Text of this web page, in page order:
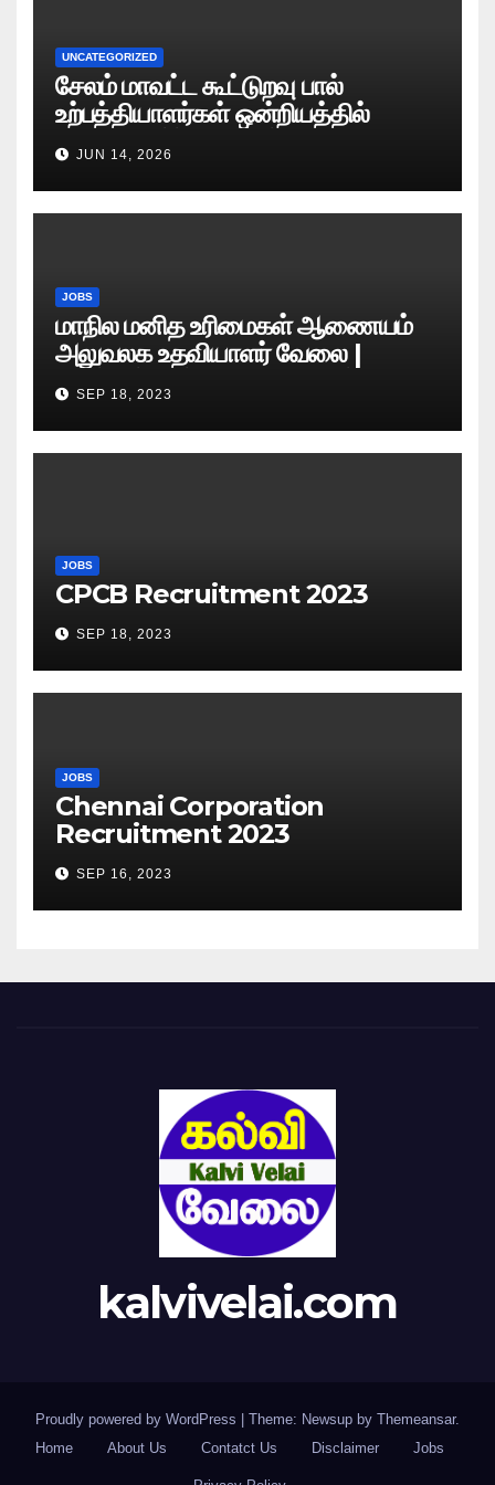
UNCATEGORIZED
சேலம் மாவட்ட கூட்டுறவு பால்
உற்பத்தியாளர்கள் ஒன்றியத்தில்
வேலைவாய்ப்பு அறிவிப்பு 2026
JUN 14, 2026
JOBS
மாநில மனித உரிமைகள் ஆணையம்
அலுவலக உதவியாளர் வேலை |
எழுத்துத் தேர்வு தேதி அறிவிப்பு..?
SEP 18, 2023
JOBS
CPCB Recruitment 2023
SEP 18, 2023
JOBS
Chennai Corporation
Recruitment 2023
SEP 16, 2023
kalvivelai.com
Proudly powered by WordPress | Theme: Newsup by Themeansar.
Home
About Us Contatct Us Disclaimer Jobs